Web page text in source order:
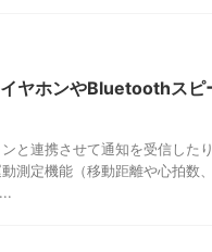
ヤホンやBluetoothスピ
と連携させて通知を受信した
測定機能（移動距離や心拍数